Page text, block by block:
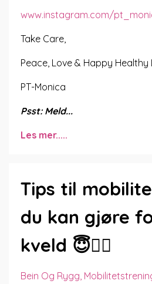
www.instagram.com/
Take Care,
Peace, Love & Happy Healthy
PT-Monica
Psst: Meld...
Les mer.....
Tips til
du kan gjøre
kveld 😇👍🏼
Bein Og Rygg